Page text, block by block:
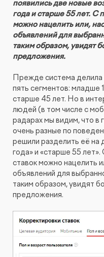
UX-тестирование
и приложений с
Глубинные интервью с
Создание AI-креативов
Правовой аудит сайта
Оптимизация скорости
Интеграция и поддержка
Видеопродакшн
КОНТАКТЫ
ПРЕДЛОЖЕНИЕ ДЛЯ
БЕЛАРУСИ
РЕФЕРАЛЬНАЯ ПРОГРАММА
появились две новые
года и старше 55 лет.
можно нацелить или,
объявлений для
таким образом, увидят
предложения.
Прежде система делила
пять сегментов: младше
старше 45 лет. Но в
людей (в том числе с
радарах мы видим, что в
очень разные по
решили разделить её на
года» и «старше 55
ставок можно нацелить
объявлений для
таким образом, увидят
предложения.